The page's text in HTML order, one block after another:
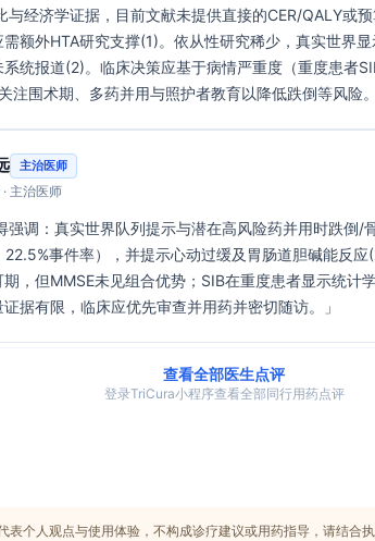
需额外HTA研究支撑(1)。依从性研究稀少，真实世界
统报道(2)。临床决策应基于病情严重度（重度患者
注围术期、多药并用与照护者教育以降低跌倒等风险
主治医师
主治医师
22.5%事件率），并提示心动过缓及胃肠道胆碱能反
，但MMSE未见组合优势；SIB在重度患者显示统计
据有限，临床应优先审查并用药并密切随访。」
查看全部医生点评
登录TriCura小程序查看全部同行用药点评
表个人观点与使用体验，不构成诊疗建议或用药指导，请结合执